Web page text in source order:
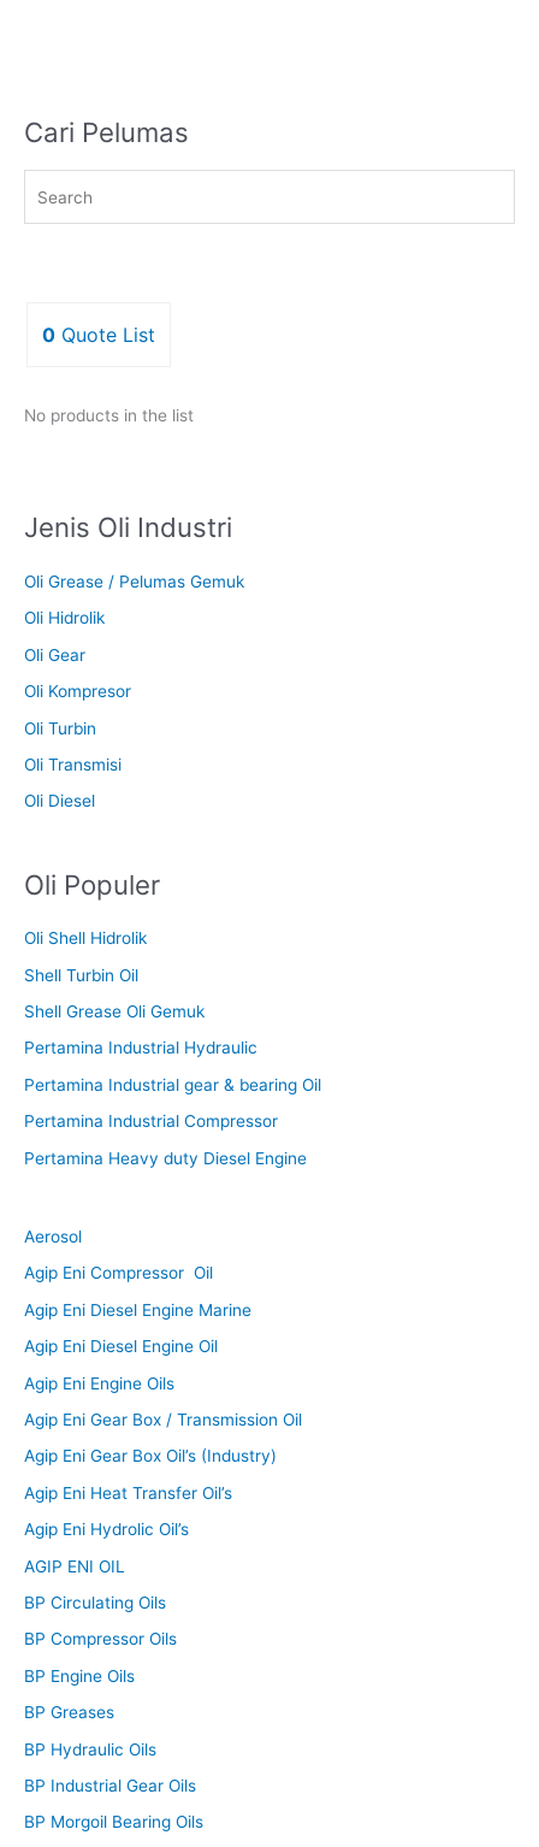
Cari Pelumas
0 Quote List
No products in the list
Jenis Oli Industri
Oli Grease / Pelumas Gemuk
Oli Hidrolik
Oli Gear
Oli Kompresor
Oli Turbin
Oli Transmisi
Oli Diesel
Oli Populer
Oli Shell Hidrolik
Shell Turbin Oil
Shell Grease Oli Gemuk
Pertamina Industrial Hydraulic
Pertamina Industrial gear & bearing Oil
Pertamina Industrial Compressor
Pertamina Heavy duty Diesel Engine
Aerosol
Agip Eni Compressor Oil
Agip Eni Diesel Engine Marine
Agip Eni Diesel Engine Oil
Agip Eni Engine Oils
Agip Eni Gear Box / Transmission Oil
Agip Eni Gear Box Oil’s (Industry)
Agip Eni Heat Transfer Oil’s
Agip Eni Hydrolic Oil’s
AGIP ENI OIL
BP Circulating Oils
BP Compressor Oils
BP Engine Oils
BP Greases
BP Hydraulic Oils
BP Industrial Gear Oils
BP Morgoil Bearing Oils